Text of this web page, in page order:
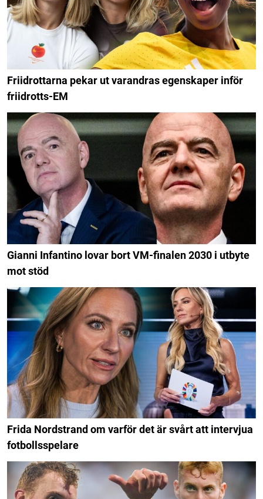
Friidrottarna pekar ut varandras egenskaper inför
friidrotts-EM
Gianni Infantino lovar bort VM-finalen 2030 i utbyte
mot stöd
Frida Nordstrand om varför det är svårt att intervjua
fotbollsspelare